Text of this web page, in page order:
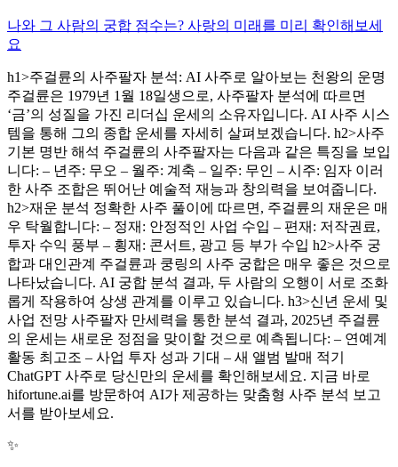
나와 그 사람의 궁합 점수는? 사랑의 미래를 미리 확인해보세
요
h1>주걸륜의 사주팔자 분석: AI 사주로 알아보는 천왕의 운명
주걸륜은 1979년 1월 18일생으로, 사주팔자 분석에 따르면
‘금’의 성질을 가진 리더십 운세의 소유자입니다. AI 사주 시스
템을 통해 그의 종합 운세를 자세히 살펴보겠습니다. h2>사주
기본 명반 해석 주걸륜의 사주팔자는 다음과 같은 특징을 보입
니다: – 년주: 무오 – 월주: 계축 – 일주: 무인 – 시주: 임자 이러
한 사주 조합은 뛰어난 예술적 재능과 창의력을 보여줍니다.
h2>재운 분석 정확한 사주 풀이에 따르면, 주걸륜의 재운은 매
우 탁월합니다: – 정재: 안정적인 사업 수입 – 편재: 저작권료,
투자 수익 풍부 – 횡재: 콘서트, 광고 등 부가 수입 h2>사주 궁
합과 대인관계 주걸륜과 쿵링의 사주 궁합은 매우 좋은 것으로
나타났습니다. AI 궁합 분석 결과, 두 사람의 오행이 서로 조화
롭게 작용하여 상생 관계를 이루고 있습니다. h3>신년 운세 및
사업 전망 사주팔자 만세력을 통한 분석 결과, 2025년 주걸륜
의 운세는 새로운 정점을 맞이할 것으로 예측됩니다: – 연예계
활동 최고조 – 사업 투자 성과 기대 – 새 앨범 발매 적기
ChatGPT 사주로 당신만의 운세를 확인해보세요. 지금 바로
hifortune.ai를 방문하여 AI가 제공하는 맞춤형 사주 분석 보고
서를 받아보세요.
✨